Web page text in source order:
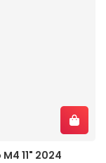
11" 2024